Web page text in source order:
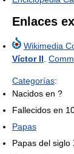
Enlaces
Wikimedia
Víctor II
Categorías:
Nacidos en ?
Fallecidos en
Papas
Papas del siglo